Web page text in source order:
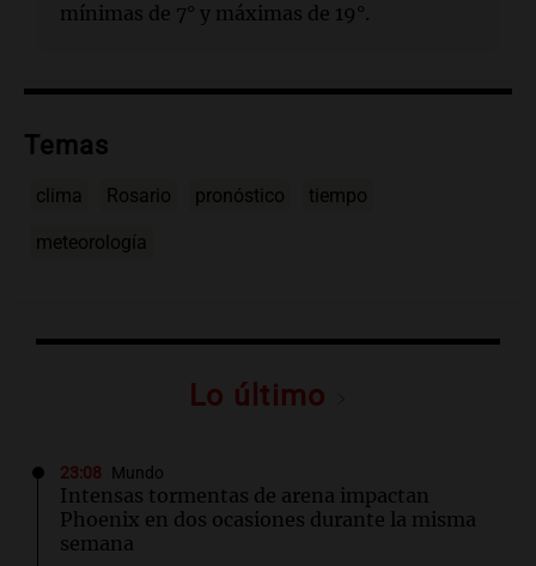
mínimas de 7° y máximas de 19°.
Temas
clima Rosario pronóstico tiempo
meteorología
Lo último
23:08 Mundo
Intensas tormentas de arena impactan
Phoenix en dos ocasiones durante la misma
semana